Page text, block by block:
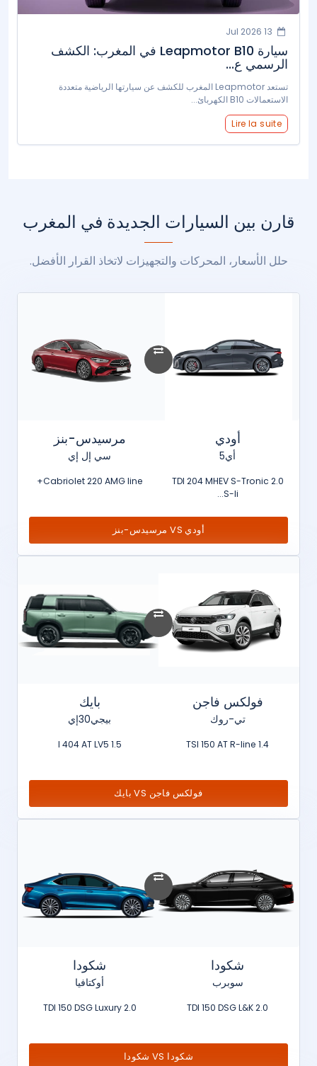
سيارة Leapmotor B10 في المغرب: الكشف
الرسمي ع...
تستعد Leapmotor المغرب للكشف عن سيارتها الرياضية متعددة
الاستعمالات B10 الكهربائ...
Lire la suite
قارن بين السيارات الجديدة في المغرب
حلل الأسعار، المحركات والتجهيزات لاتخاذ القرار الأفضل.
أودي
أي5
2.0 TDI 204 MHEV S-Tronic
S-li...
مرسيدس-بنز
سي إل إي
Cabriolet 220 AMG line+
أودي VS مرسيدس-بنز
فولكس فاجن
تي-روك
1.4 TSI 150 AT R-line
بايك
بيجي30إي
1.5 l 404 AT LV5
فولكس فاجن VS بايك
شكودا
سوبرب
2.0 TDI 150 DSG L&K
شكودا
أوكتافيا
2.0 TDI 150 DSG Luxury
شكودا VS شكودا